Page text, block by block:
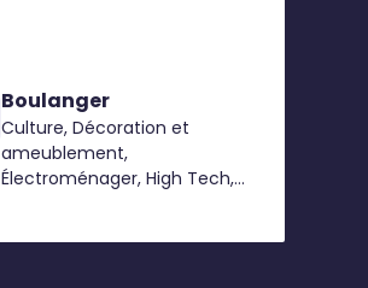
Boulanger
Culture, Décoration et
ameublement,
Électroménager, High Tech,